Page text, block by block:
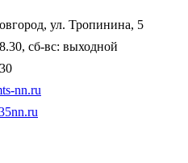
ул. Тропинина, 5
сб-вс: выходной
nn.ru